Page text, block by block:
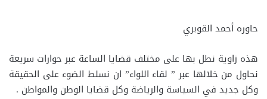
حاوره أحمد القوبري
هذه زاوية نطل بها على مختلف قضايا الساعة عبر حوارات سريعة
نحاول من خلالها عبر ” لقاء اللواء” ان نسلط الضوء على الحقيقة
وكل جديد في السياسة والرياضة وكل قضايا الوطن والمواطن .